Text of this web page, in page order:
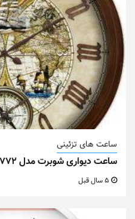
ساعت های تزئینی
ساعت دیواری شوبرت مدل ۶۷۷۲